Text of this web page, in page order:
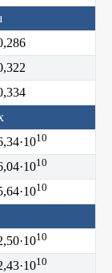
10
10
10
10
10